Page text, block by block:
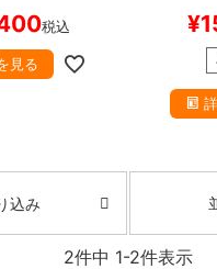
税込
見る
¥
込み
2件中 1-2件表示
ケース・バッグ